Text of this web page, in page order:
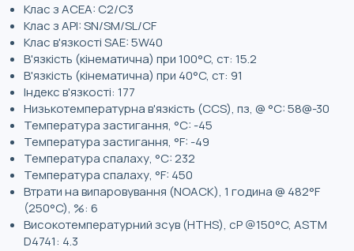
Клас з ACEA: C2/C3
Клас з API: SN/SM/SL/CF
Клас в'язкості SAE: 5W40
В'язкість (кінематична) при 100°C, ст: 15.2
В'язкість (кінематична) при 40°C, ст: 91
Індекс в'язкості: 177
Низькотемпературна в'язкість (CCS), пз, @ °C: 58@-30
Температура застигання, °C: -45
Температура застигання, °F: -49
Температура спалаху, °C: 232
Температура спалаху, °F: 450
Втрати на випаровування (NOACK), 1 година @ 482°F
(250°C), %: 6
Високотемпературний зсув (HTHS), cP @150°C, ASTM
D4741: 4.3